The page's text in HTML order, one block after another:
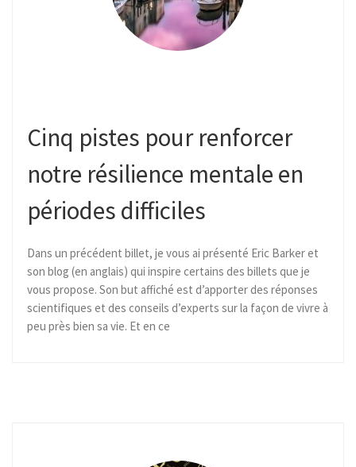
Cinq pistes pour renforcer
notre résilience mentale en
périodes difficiles
Dans un précédent billet, je vous ai présenté Eric Barker et
son blog (en anglais) qui inspire certains des billets que je
vous propose. Son but affiché est d’apporter des réponses
scientifiques et des conseils d’experts sur la façon de vivre à
peu près bien sa vie. Et en ce